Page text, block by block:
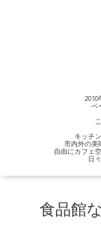
2010
ベ
キッチ
市内外の美
自由にカフェ
日
食品館